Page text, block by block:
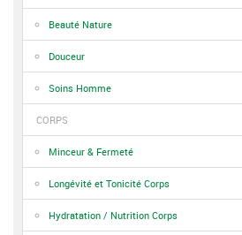
Beauté Nature
Douceur
Soins Homme
CORPS
Minceur & Fermeté
Longévité et Tonicité Corps
Hydratation / Nutrition Corps